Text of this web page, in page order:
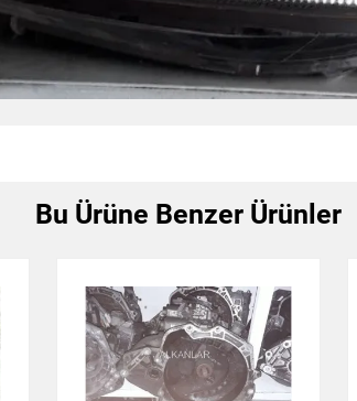
Bu Ürüne Benzer Ürünler